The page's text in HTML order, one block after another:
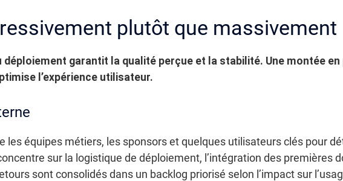
plutôt que massivement
déploiement garantit la qualité perçue et la stabilité. Une montée
l’expérience utilisateur.
les équipes métiers, les sponsors et quelques utilisateurs clés pour
sur la logistique de déploiement, l’intégration des premières
sont consolidés dans un backlog priorisé selon l’impact sur